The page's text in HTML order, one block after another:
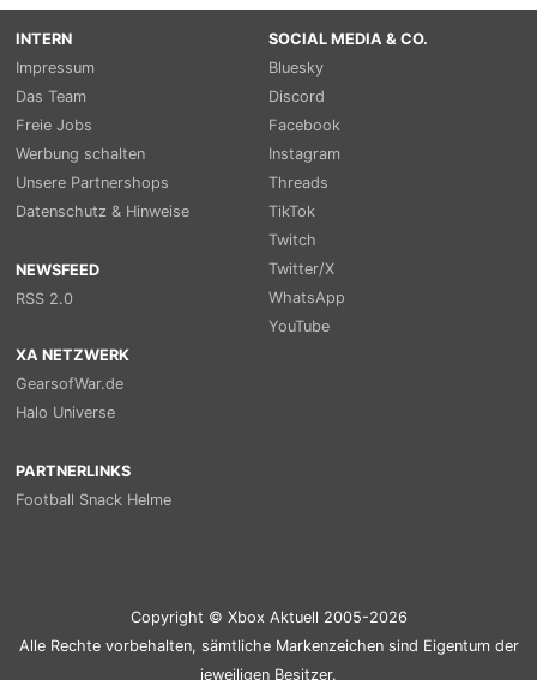
INTERN
Impressum
Das Team
Freie Jobs
Werbung schalten
Unsere Partnershops
Datenschutz & Hinweise
NEWSFEED
RSS 2.0
SOCIAL MEDIA & CO.
Bluesky
Discord
Facebook
Instagram
Threads
TikTok
Twitch
Twitter/X
WhatsApp
YouTube
XA NETZWERK
GearsofWar.de
Halo Universe
PARTNERLINKS
Football Snack Helme
Copyright © Xbox Aktuell 2005-2026
Alle Rechte vorbehalten, sämtliche Markenzeichen sind Eigentum der
jeweiligen Besitzer.